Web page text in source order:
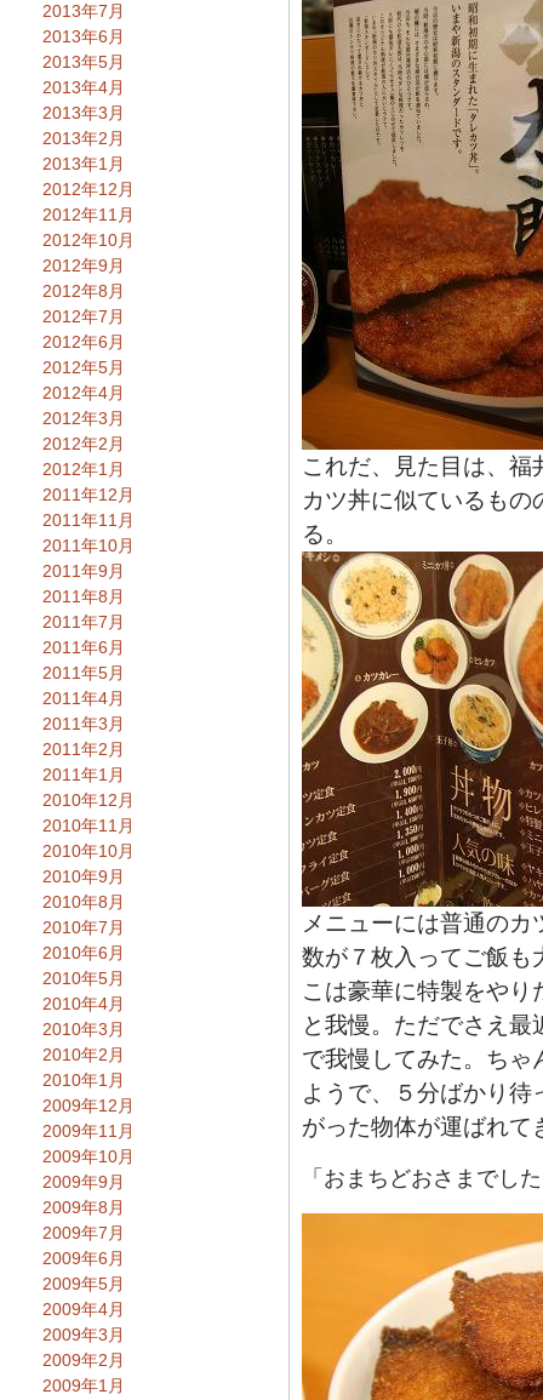
これだ、見た目は、
カツ丼に似ているもの
る。
メニューには普通の
数が７枚入ってご飯も
こは豪華に特製をや
と我慢。ただでさえ
で我慢してみた。ちゃ
ようで、５分ばかり
がった物体が運ばれて
「おまちどおさまでし
2013年7月
2013年6月
2013年5月
2013年4月
2013年3月
2013年2月
2013年1月
2012年12月
2012年11月
2012年10月
2012年9月
2012年8月
2012年7月
2012年6月
2012年5月
2012年4月
2012年3月
2012年2月
2012年1月
2011年12月
2011年11月
2011年10月
2011年9月
2011年8月
2011年7月
2011年6月
2011年5月
2011年4月
2011年3月
2011年2月
2011年1月
2010年12月
2010年11月
2010年10月
2010年9月
2010年8月
2010年7月
2010年6月
2010年5月
2010年4月
2010年3月
2010年2月
2010年1月
2009年12月
2009年11月
2009年10月
2009年9月
2009年8月
2009年7月
2009年6月
2009年5月
2009年4月
2009年3月
2009年2月
2009年1月